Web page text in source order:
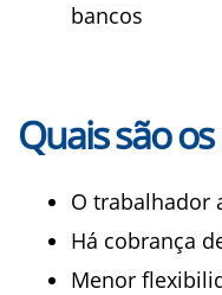
bancos
Quais são os
O trabalhador
Há cobrança
Menor